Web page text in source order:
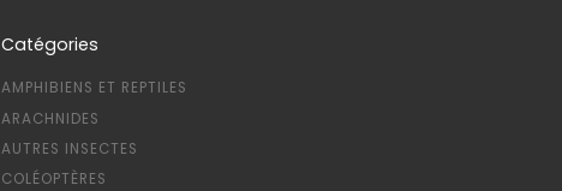
Catégories
AMPHIBIENS ET REPTILES
ARACHNIDES
AUTRES INSECTES
COLÉOPTÈRES